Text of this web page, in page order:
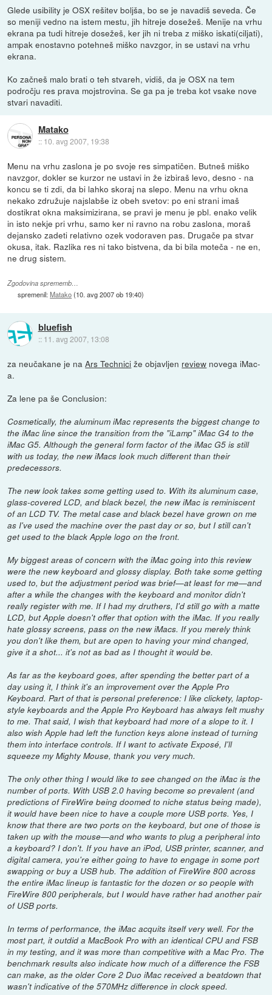
Glede usibility je OSX rešitev boljša, bo se je navadiš seveda. Če
so meniji vedno na istem mestu, jih hitreje dosežeš. Menije na vrhu
ekrana pa tudi hitreje dosežeš, ker jih ni treba z miško iskati(ciljati),
ampak enostavno potehneš miško navzgor, in se ustavi na vrhu
ekrana.
Ko začneš malo brati o teh stvareh, vidiš, da je OSX na tem
področju res prava mojstrovina. Se ga pa je treba kot vsake nove
stvari navaditi.
Matako
:: 10. avg 2007, 19:38
Menu na vrhu zaslona je po svoje res simpatičen. Butneš miško
navzgor, dokler se kurzor ne ustavi in že izbiraš levo, desno - na
koncu se ti zdi, da bi lahko skoraj na slepo. Menu na vrhu okna
nekako združuje najslabše iz obeh svetov: po eni strani imaš
dostikrat okna maksimizirana, se pravi je menu je pbl. enako velik
in isto nekje pri vrhu, samo ker ni ravno na robu zaslona, moraš
dejansko zadeti relativno ozek vodoraven pas. Drugače pa stvar
okusa, itak. Razlika res ni tako bistvena, da bi bila moteča - ne en,
ne drug sistem.
Zgodovina sprememb…
spremenil:Matako(10. avg 2007 ob 19:40)
bluefish
:: 11. avg 2007, 13:08
za neučakane je naArs Technici že objavljen review novega iMac-
a.
Za lene pa še Conclusion:
Cosmetically, the aluminum iMac represents the biggest change to
the iMac line since the transition from the "iLamp" iMac G4 to the
iMac G5. Although the general form factor of the iMac G5 is still
with us today, the new iMacs look much different than their
predecessors.
The new look takes some getting used to. With its aluminum case,
glass-covered LCD, and black bezel, the new iMac is reminiscent
of an LCD TV. The metal case and black bezel have grown on me
as I've used the machine over the past day or so, but I still can't
get used to the black Apple logo on the front.
My biggest areas of concern with the iMac going into this review
were the new keyboard and glossy display. Both take some getting
used to, but the adjustment period was brief—at least for me—and
after a while the changes with the keyboard and monitor didn't
really register with me. If I had my druthers, I'd still go with a matte
LCD, but Apple doesn't offer that option with the iMac. If you really
hate glossy screens, pass on the new iMacs. If you merely think
you don't like them, but are open to having your mind changed,
give it a shot... it's not as bad as I thought it would be.
As far as the keyboard goes, after spending the better part of a
day using it, I think it's an improvement over the Apple Pro
Keyboard. Part of that is personal preference: I like clickety, laptop-
style keyboards and the Apple Pro Keyboard has always felt mushy
to me. That said, I wish that keyboard had more of a slope to it. I
also wish Apple had left the function keys alone instead of turning
them into interface controls. If I want to activate Exposé, I'll
squeeze my Mighty Mouse, thank you very much.
The only other thing I would like to see changed on the iMac is the
number of ports. With USB 2.0 having become so prevalent (and
predictions of FireWire being doomed to niche status being made),
it would have been nice to have a couple more USB ports. Yes, I
know that there are two ports on the keyboard, but one of those is
taken up with the mouse—and who wants to plug a peripheral into
a keyboard? I don't. If you have an iPod, USB printer, scanner, and
digital camera, you're either going to have to engage in some port
swapping or buy a USB hub. The addition of FireWire 800 across
the entire iMac lineup is fantastic for the dozen or so people with
FireWire 800 peripherals, but I would have rather had another pair
of USB ports.
In terms of performance, the iMac acquits itself very well. For the
most part, it outdid a MacBook Pro with an identical CPU and FSB
in my testing, and it was more than competitive with a Mac Pro. The
benchmark results also indicate how much of a difference the FSB
can make, as the older Core 2 Duo iMac received a beatdown that
wasn't indicative of the 570MHz difference in clock speed.